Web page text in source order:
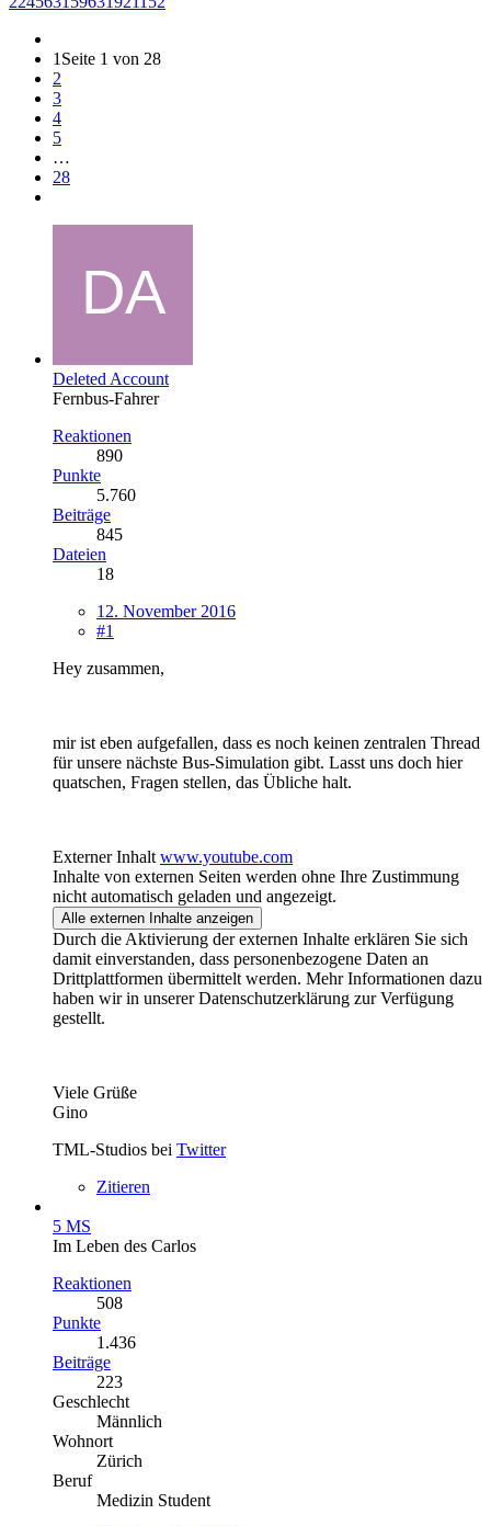
1 Seite 1 von 28
2
3
4
5
…
28
Deleted Account
Fernbus-Fahrer
Reaktionen
890
Punkte
5.760
Beiträge
845
Dateien
18
12. November 2016
#1
Hey zusammen,
mir ist eben aufgefallen, dass es noch keinen zentralen Thread
für unsere nächste Bus-Simulation gibt. Lasst uns doch hier
quatschen, Fragen stellen, das Übliche halt.
Externer Inhalt www.youtube.com
Inhalte von externen Seiten werden ohne Ihre Zustimmung
nicht automatisch geladen und angezeigt.
Alle externen Inhalte anzeigen
Durch die Aktivierung der externen Inhalte erklären Sie sich
damit einverstanden, dass personenbezogene Daten an
Drittplattformen übermittelt werden. Mehr Informationen dazu
haben wir in unserer Datenschutzerklärung zur Verfügung
gestellt.
Viele Grüße
Gino
TML-Studios bei Twitter
Zitieren
5 MS
Im Leben des Carlos
Reaktionen
508
Punkte
1.436
Beiträge
223
Geschlecht
Männlich
Wohnort
Zürich
Beruf
Medizin Student